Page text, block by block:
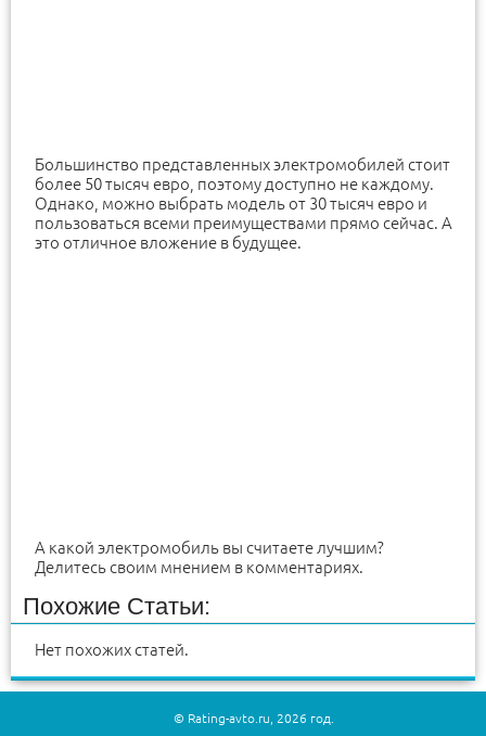
Большинство представленных электромобилей стоит
более 50 тысяч евро, поэтому доступно не каждому.
Однако, можно выбрать модель от 30 тысяч евро и
пользоваться всеми преимуществами прямо сейчас. А
это отличное вложение в будущее.
А какой электромобиль вы считаете лучшим?
Делитесь своим мнением в комментариях.
Похожие Статьи:
Нет похожих статей.
© Rating-avto.ru, 2026 год.